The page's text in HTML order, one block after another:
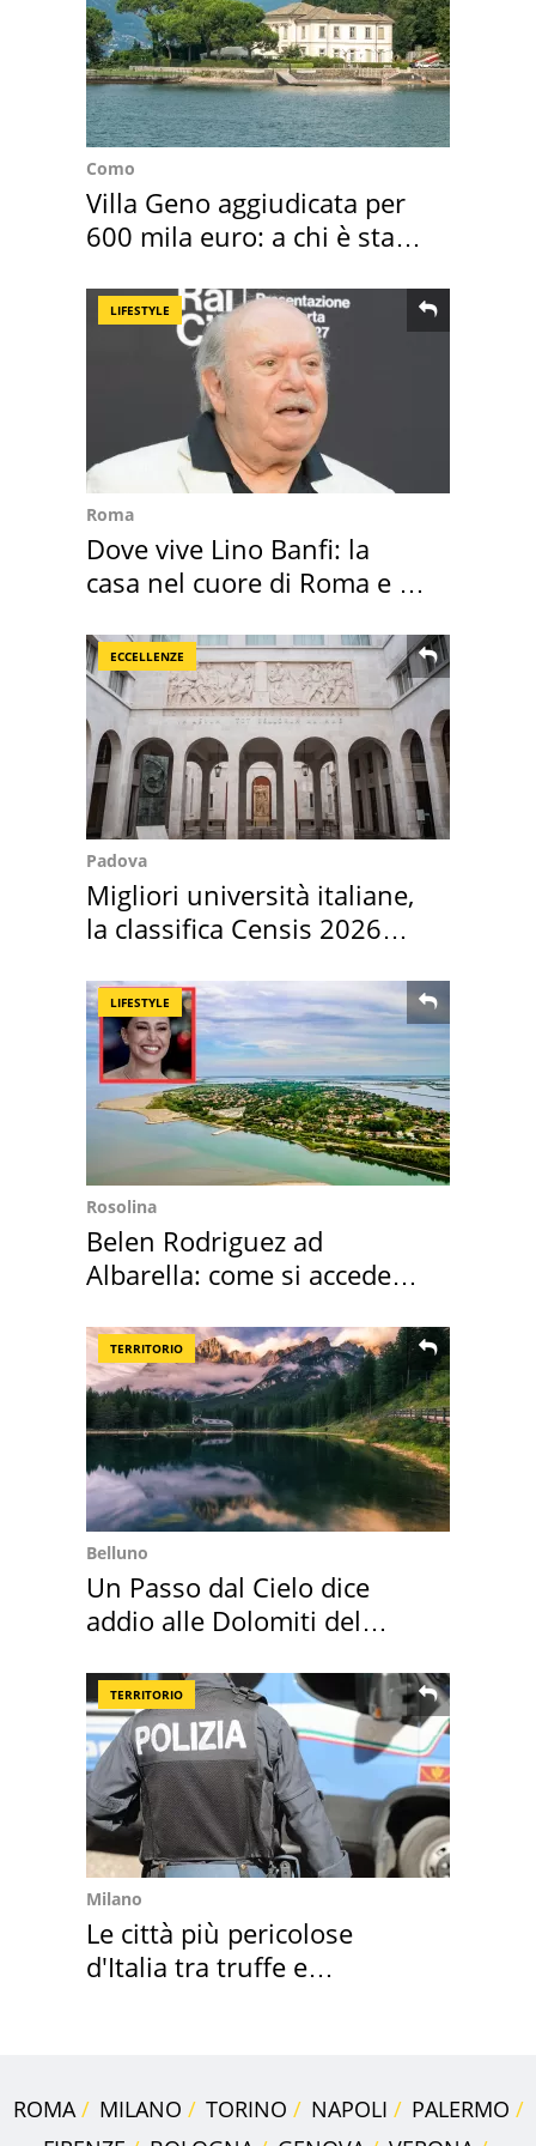
Como
Villa Geno aggiudicata per
600 mila euro: a chi è stata
LIFESTYLE
Roma
Dove vive Lino Banfi: la
casa nel cuore di Roma e i
ECCELLENZE
Padova
Migliori università italiane,
la classifica Censis 2026
LIFESTYLE
Rosolina
Belen Rodriguez ad
Albarella: come si accede
TERRITORIO
Belluno
Un Passo dal Cielo dice
addio alle Dolomiti del
TERRITORIO
Milano
Le città più pericolose
d'Italia tra truffe e
ROMA MILANO TORINO NAPOLI
PALERMO